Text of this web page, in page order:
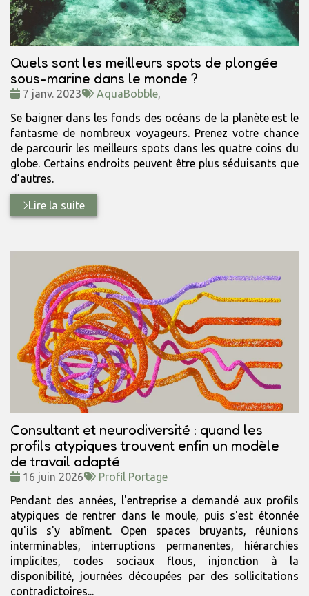
Quels sont les meilleurs spots de plongée
sous-marine dans le monde ?
Date
7 janv. 2023
Tags
AquaBobble,
Se baigner dans les fonds des océans de la planète est le
fantasme de nombreux voyageurs. Prenez votre chance
de parcourir les meilleurs spots dans les quatre coins du
globe. Certains endroits peuvent être plus séduisants que
d’autres.
Lire la suite
Consultant et neurodiversité : quand les
profils atypiques trouvent enfin un modèle
de travail adapté
Date
16 juin 2026
Tags
Profil Portage
Pendant des années, l'entreprise a demandé aux profils
atypiques de rentrer dans le moule, puis s'est étonnée
qu'ils s'y abîment. Open spaces bruyants, réunions
interminables, interruptions permanentes, hiérarchies
implicites, codes sociaux flous, injonction à la
disponibilité, journées découpées par des sollicitations
contradictoires...